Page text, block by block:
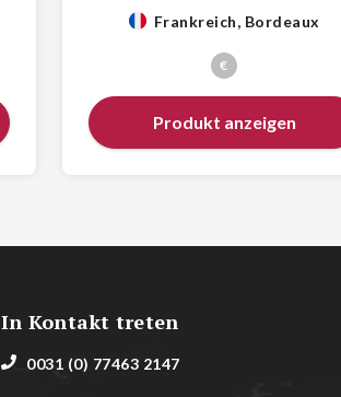
Grand Cru Classé
Frankreich, Bordeaux
€
Produkt anzeigen
In Kontakt treten
0031 (0) 77463 2147